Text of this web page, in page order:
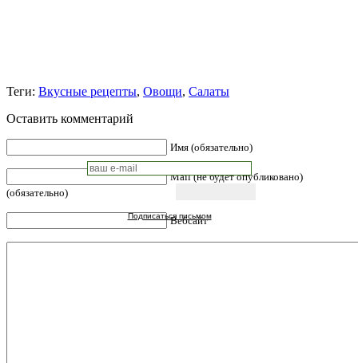
Подписаться письмом
Теги: Вкусные рецепты, Овощи, Салаты
Оставить комментарий
Имя (обязательно)
Mail (не будет опубликовано)
(обязательно)
Вебсайт